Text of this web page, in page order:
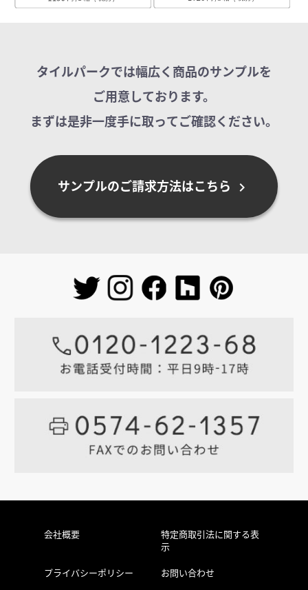
タイルパークでは幅広く商品のサンプルを
ご用意しております。
まずは是非一度手に取ってご確認ください。
サンプルのご請求方法はこちら chevron_right
会社概要
特定商取引法に関する表
示
プライバシーポリシー
お問い合わせ